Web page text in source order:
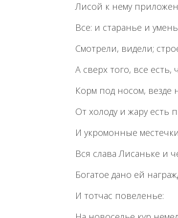
Лисой к нему
Все: и старанье и
Смотрели, видели;
А сверх того, все
Корм под носом, везде
От холоду и жару есть
И укромонные
Вся слава Лисаньке и
Богатое дано ей
И тотчас повеленье: